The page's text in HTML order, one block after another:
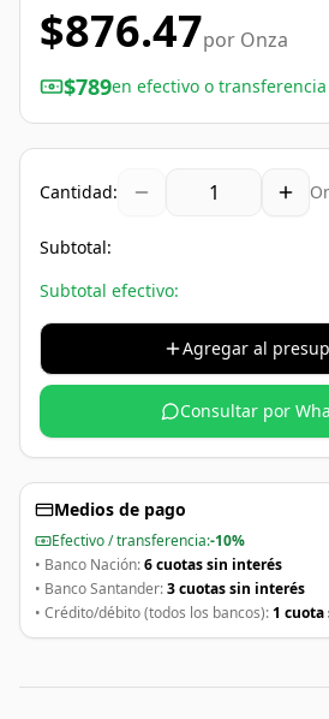
$876.47por Onza
$789en efectivo o transferencia
Cantidad:
Subtotal:
Subtotal efectivo:
Agregar al
Consultar por
Medios de pago
Efectivo / transferencia:-10%
• Banco Nación:6 cuotas sin interés
• Banco Santander:3 cuotas sin interés
• Crédito/débito (todos los bancos):1